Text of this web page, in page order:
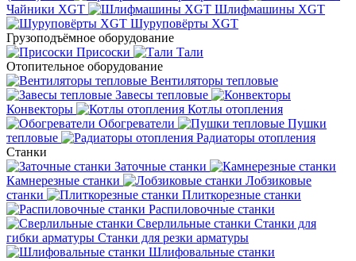
Чайники XGT
Шлифмашины XGT
Шуруповёрты XGT
Грузоподъёмное оборудование
Присоски
Тали
Отопительное оборудование
Вентиляторы тепловые
Завесы тепловые
Конвекторы
Котлы отопления
Обогреватели
Пушки
тепловые
Радиаторы отопления
Станки
Заточные станки
Камнерезные станки
Лобзиковые
станки
Плиткорезные станки
Распиловочные станки
Сверлильные станки Станки для
гибки арматуры Станки для резки арматуры
Шлифовальные станки